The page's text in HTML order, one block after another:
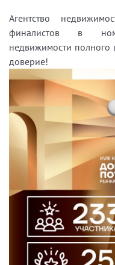
Агентство
финалистов в
недвижимости
доверие!